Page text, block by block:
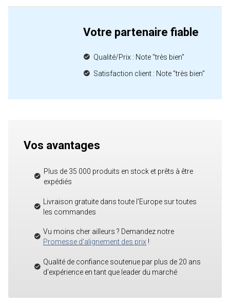
Votre partenaire fiable
Qualité/Prix : Note "très bien"
Satisfaction client : Note "très bien"
Vos avantages
Plus de 35 000 produits en stock et prêts à être
expédiés
Livraison gratuite dans toute l'Europe sur toutes
les commandes
Vu moins cher ailleurs ? Demandez notre
Promesse d'alignement des prix !
Qualité de confiance soutenue par plus de 20 ans
d'expérience en tant que leader du marché